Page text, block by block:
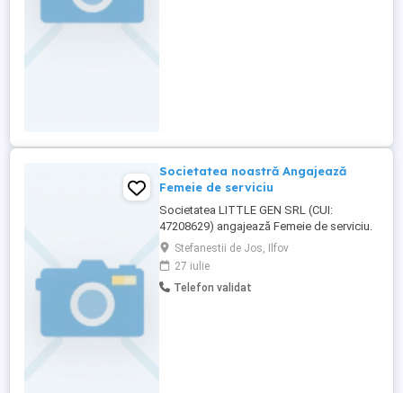
Societatea noastră Angajează
Femeie de serviciu
Societatea LITTLE GEN SRL (CUI:
47208629) angajează Femeie de serviciu.
Relații la numărul de telefon din anunț.
Stefanestii de Jos, Ilfov
27 iulie
Telefon validat